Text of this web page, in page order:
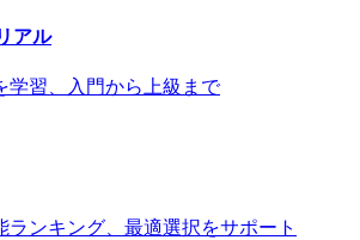
アル
学習、入門から上級まで
ランキング、最適選択をサポート